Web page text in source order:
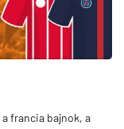
francia bajnok, a